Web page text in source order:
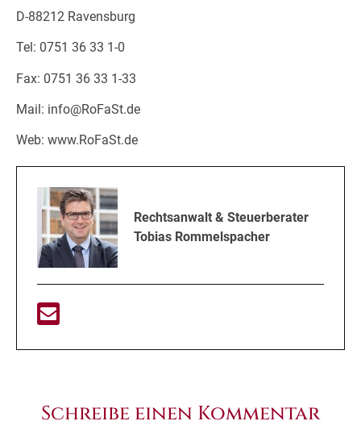
D-88212 Ravensburg
Tel: 0751 36 33 1-0
Fax: 0751 36 33 1-33
Mail: info@RoFaSt.de
Web: www.RoFaSt.de
Rechtsanwalt & Steuerberater
Tobias Rommelspacher
Schreibe einen Kommentar